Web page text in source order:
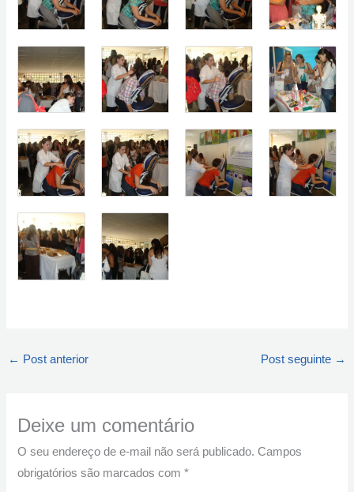
← Post anterior Post seguinte →
Deixe um comentário
O seu endereço de e-mail não será publicado. Campos
obrigatórios são marcados com*